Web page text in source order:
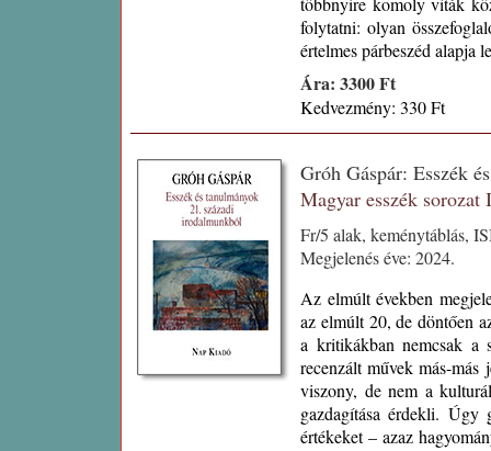
folytatni: olyan
értelmes párbeszéd alapja
Ára: 3300 Ft
Kedvezmény: 330 Ft
Gróh Gáspár: Esszék
Magyar esszék sorozat
Fr/5 alak, keménytáblás,
Megjelenés éve: 2024.
Az elmúlt években
az elmúlt 20, de döntően
a kritikákban nemcsak a
recenzált művek más-
viszony, de nem a
gazdagítása érdekli. Úgy
értékeket – azaz